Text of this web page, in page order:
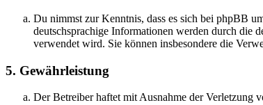
Du nimmst zur Kenntnis, dass es sich bei phpBB
deutschsprachige Informationen werden durch die
verwendet wird. Sie können insbesondere die
5. Gewährleistung
Der Betreiber haftet mit Ausnahme der Verletzung